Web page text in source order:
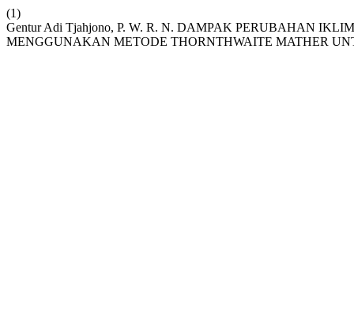
(1)
Gentur Adi Tjahjono, P. W. R. N. DAMPAK PERUBAHAN
MENGGUNAKAN METODE THORNTHWAITE MATHER